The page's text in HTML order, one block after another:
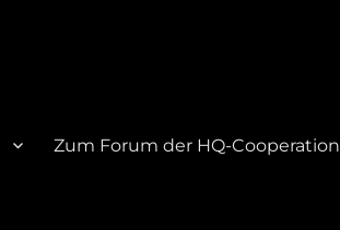
Zum Forum der HQ-Cooperation